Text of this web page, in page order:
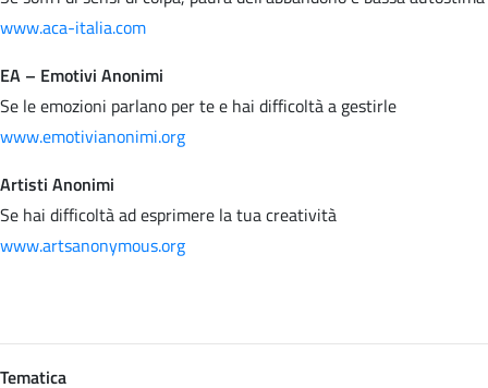
www.aca-italia.com
EA – Emotivi Anonimi
Se le emozioni parlano per te e hai difficoltà a gestirle
www.emotivianonimi.org
Artisti Anonimi
Se hai difficoltà ad esprimere la tua creatività
www.artsanonymous.org
Tematica